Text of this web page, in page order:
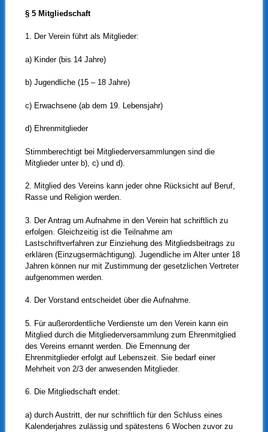
§ 5 Mitgliedschaft
1. Der Verein führt als Mitglieder:
a) Kinder (bis 14 Jahre)
b) Jugendliche (15 – 18 Jahre)
c) Erwachsene (ab dem 19. Lebensjahr)
d) Ehrenmitglieder
Stimmberechtigt bei Mitgliederversammlungen sind die
Mitglieder unter b), c) und d).
2. Mitglied des Vereins kann jeder ohne Rücksicht auf Beruf,
Rasse und Religion werden.
3. Der Antrag um Aufnahme in den Verein hat schriftlich zu
erfolgen. Gleichzeitig ist die Teilnahme am
Lastschriftverfahren zur Einziehung des Mitgliedsbeitrags zu
erklären (Einzugsermächtigung). Jugendliche im Alter unter 18
Jahren können nur mit Zustimmung der gesetzlichen Vertreter
aufgenommen werden.
4. Der Vorstand entscheidet über die Aufnahme.
5. Für außerordentliche Verdienste um den Verein kann ein
Mitglied durch die Mitgliederversammlung zum Ehrenmitglied
des Vereins ernannt werden. Die Ernennung der
Ehrenmitglieder erfolgt auf Lebenszeit. Sie bedarf einer
Mehrheit von 2/3 der anwesenden Mitglieder.
6. Die Mitgliedschaft endet:
a) durch Austritt, der nur schriftlich für den Schluss eines
Kalenderjahres zulässig und spätestens 6 Wochen zuvor zu